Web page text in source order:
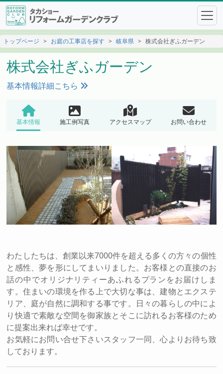
トップページ お庭の工事店を探す 岐阜県 株式会社ぎふガーデン
株式会社ぎふガーデン
基本情報詳細こちら
基本情報 施工例写真 アクセスマップ お問い合わせ
わたしたちは、創業以来7000件を超える多くの方々の個性
と感性、夢を形にしてまいりました。お客様との直接のお
話の中でオリジナリティーあふれるプランをお届けしま
す。住まいの環境を作る上で大切な事は、建物とエクステ
リア、庭が自然に調和する事です。日々の暮らしの中によ
り快適で素敵な空間を御家族とそこに訪れるお客様のため
に提案出来れば幸せです。
お気軽にお問い合せ下さいスタッフ一同、心よりお待ち致
しております。